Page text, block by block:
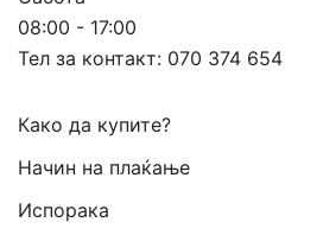
08:00 - 17:00
Тел за контакт: 070 374 654
Како да купите?
Начин на плаќање
Испорака